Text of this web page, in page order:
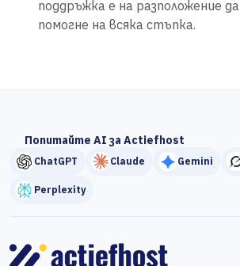
поддръжка е на разположение
помогне на всяка стъпка.
Попитайте AI за Actiefhost
ChatGPT Claude Gemini
Perplexity